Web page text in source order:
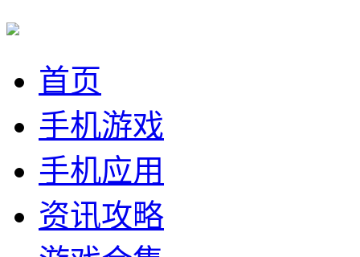
首页
手机游戏
手机应用
资讯攻略